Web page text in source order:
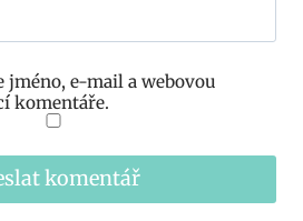
jméno, e-mail a webovou
komentáře.